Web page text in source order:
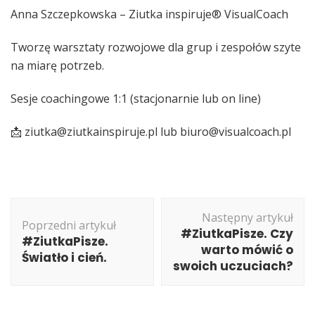
Anna Szczepkowska – Ziutka inspiruje® VisualCoach
Tworzę warsztaty rozwojowe dla grup i zespołów szyte
na miarę potrzeb.
Sesje coachingowe 1:1 (stacjonarnie lub on line)
📩 ziutka@ziutkainspiruje.pl lub biuro@visualcoach.pl
wpisu
Poprzedni artykuł
#ZiutkaPisze.
Światło i cień.
Następny artykuł
#ZiutkaPisze. Czy
warto mówić o
swoich uczuciach?